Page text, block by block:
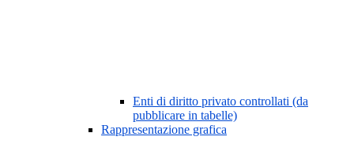
Enti di diritto privato controllati (da
pubblicare in tabelle)
Rappresentazione grafica